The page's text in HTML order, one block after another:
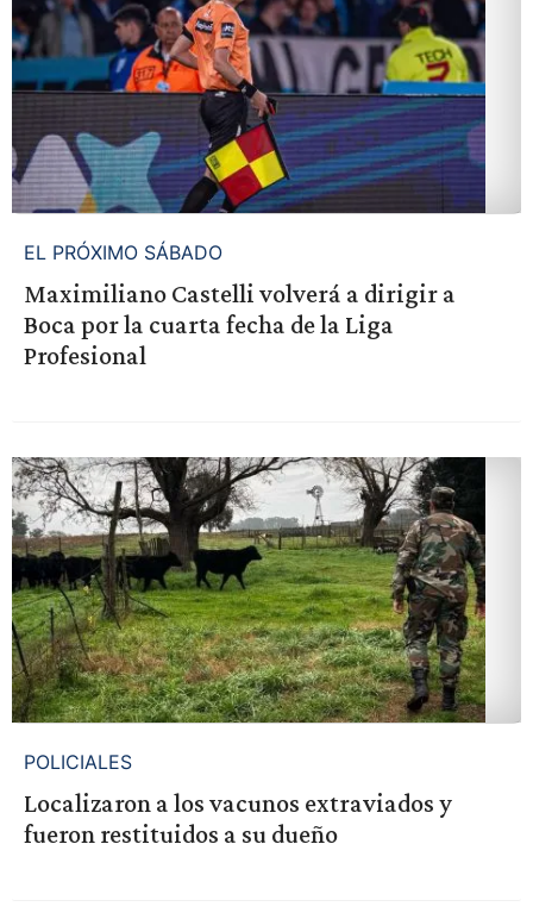
EL PRÓXIMO SÁBADO
Maximiliano Castelli volverá a dirigir a
Boca por la cuarta fecha de la Liga
Profesional
POLICIALES
Localizaron a los vacunos extraviados y
fueron restituidos a su dueño